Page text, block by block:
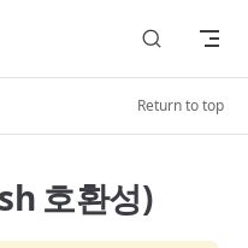
Return to top
호환성)